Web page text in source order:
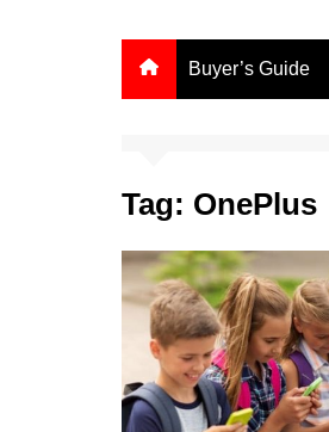
Buyer’s Guide
Tag: OnePlus